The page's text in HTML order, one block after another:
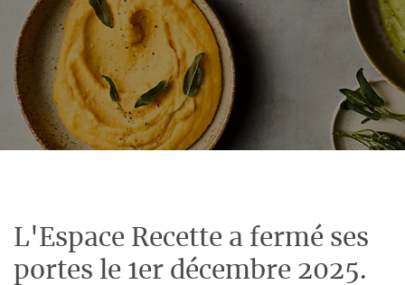
L'Espace Recette a fermé ses
portes le 1er décembre 2025.